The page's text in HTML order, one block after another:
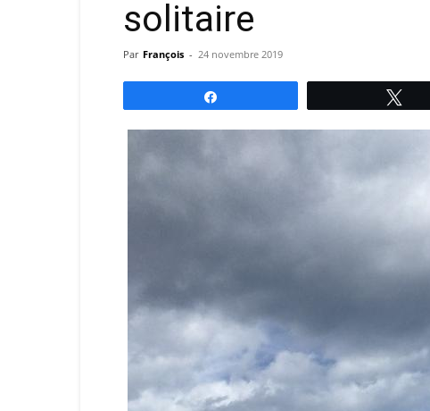
solitaire
Par François - 24 novembre 2019